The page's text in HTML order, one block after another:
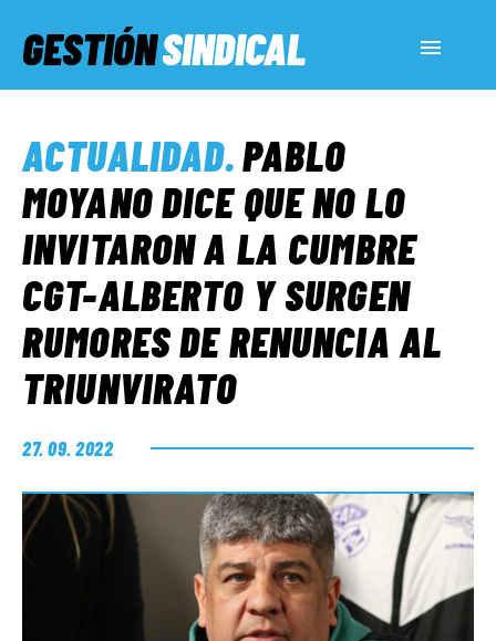
GESTIÓNSINDICAL
SERVICIOS SOCIALES
INFORMES ESPECIALES
FUERA DE MEGÁFONO
ACTUALIDAD.PABLO
MOYANO DICE QUE NO LO
INVITARON A LA CUMBRE
CGT-ALBERTO Y SURGEN
RUMORES DE RENUNCIA AL
TRIUNVIRATO
27. 09. 2022